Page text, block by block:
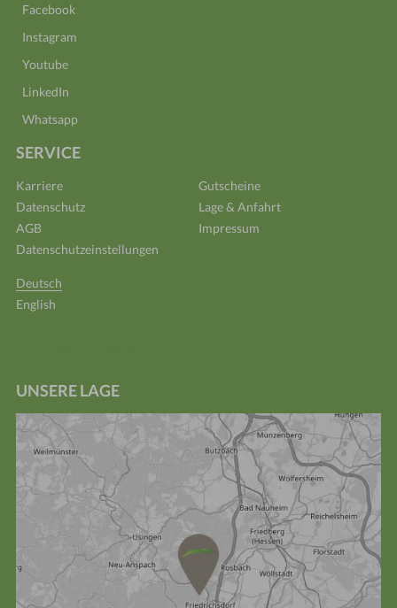
Facebook
Instagram
Youtube
LinkedIn
Whatsapp
SERVICE
Karriere
Gutscheine
Datenschutz
Lage & Anfahrt
AGB
Impressum
Datenschutzeinstellungen
Deutsch
English
UNSERE LAGE